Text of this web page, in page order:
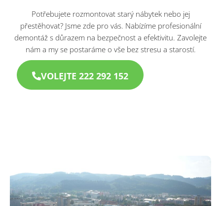
Potřebujete rozmontovat starý nábytek nebo jej
přestěhovat? Jsme zde pro vás. Nabízíme profesionální
demontáž s důrazem na bezpečnost a efektivitu. Zavolejte
nám a my se postaráme o vše bez stresu a starostí.​
VOLEJTE 222 292 152